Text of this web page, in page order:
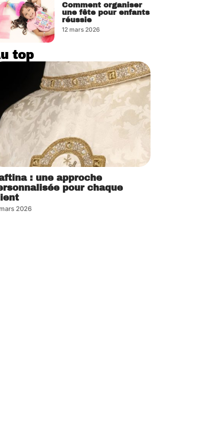
Comment organiser
une fête pour enfants
réussie
12 mars 2026
top
: une approche
pour chaque
2026